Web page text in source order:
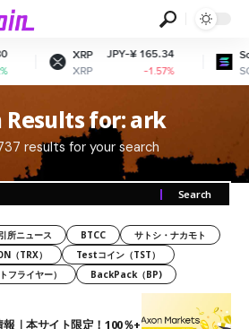
XRP
XRP
JPY-¥ 165.34
-1.57%
Results for: ark
results for your search
所ニュース BTCC
サトシ・ナカモト
（TRX）
Testコイン（TST）
ライヤー）
BackPack（BP)
｜本サイト限定！100％+50％+20％入金ボ